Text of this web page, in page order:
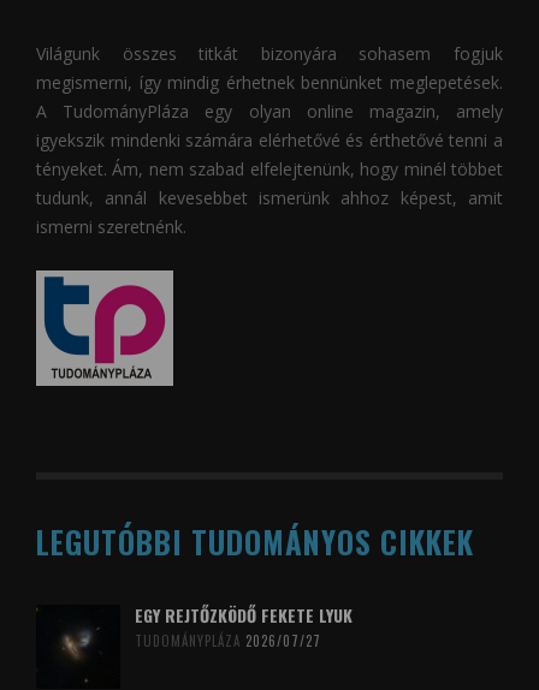
Világunk összes titkát bizonyára sohasem fogjuk
megismerni, így mindig érhetnek bennünket meglepetések.
A TudományPláza egy olyan online magazin, amely
igyekszik mindenki számára elérhetővé és érthetővé tenni a
tényeket. Ám, nem szabad elfelejtenünk, hogy minél többet
tudunk, annál kevesebbet ismerünk ahhoz képest, amit
ismerni szeretnénk.
LEGUTÓBBI TUDOMÁNYOS CIKKEK
EGY REJTŐZKÖDŐ FEKETE LYUK
TUDOMÁNYPLÁZA 2026/07/27